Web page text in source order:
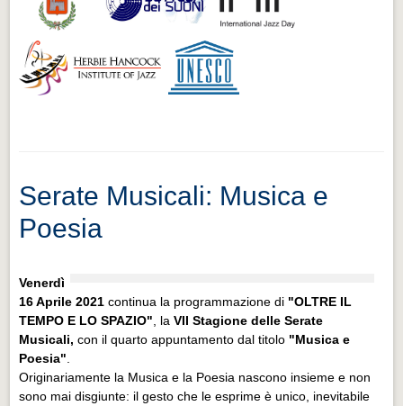
Serate Musicali: Musica e
Poesia
Venerdì
16 Aprile 2021 continua la programmazione di "OLTRE IL
TEMPO E LO SPAZIO" , laVII Stagione delle Serate
Musicali, con il quarto appuntamento dal titolo "Musica e
Poesia"
Originariamente la Musica e la Poesia nascono insieme e non
sono mai disgiunte: il gesto che le esprime è unico, inevitabile